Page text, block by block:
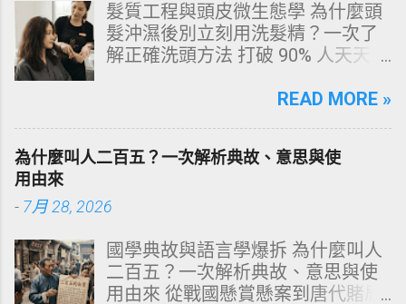
源性變色的自我檢視 四、 5大專業
牙醫美白療程評估與比較 五、 避坑
指南：破除3大網路美白偏方迷思
理策略 一、 牙齒顏色的生物學本
何泛黃，首先必須釐清牙齒的硬組
織構造。牙齒最外層是由高度鈣化
（Enamel，又稱牙釉質） ，而包裹
質（Dentin，又稱牙本質） 。 💡 生
理學核心觀念 健康自然的牙齒本來
就不是純白色。琺瑯質越半透明，
髮質工程與頭皮微生態學 為什麼頭
髮沖濕後別立刻用洗髮精？一次了
解正確洗頭方法 打破 90% 人天天在
構化思維，拆解頭皮清潔的物理與
康髮質。 💡 理性思維考題：你是否
天天洗頭，頭皮卻依然半天就出
數人的頭皮問題，並不是洗髮精買
了」。當你蓮蓬頭剛淋濕頭髮，下
一秒就把濃縮洗髮精直接抹在頭皮
上時，你已經親手觸發了一連串破
READ MORE »
為什麼叫人二百五？一次解析典故、意思與使
用由來
- 7月 28, 2026
國學典故與語言學爆拆 為什麼叫人
二百五？一次解析典故、意思與使
用由來 從戰國懸賞懸案到唐代賭局